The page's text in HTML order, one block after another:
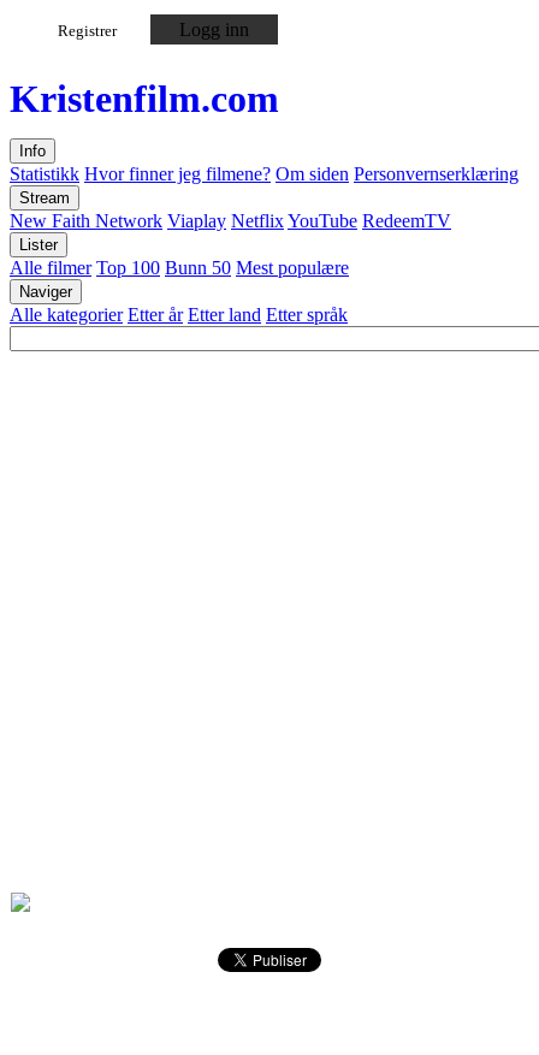
Registrer Logg inn
Kristenfilm.com
Info
Statistikk Hvor finner jeg filmene? Om siden Personvernserklæring
Stream
New Faith Network Viaplay NetflixYouTube RedeemTV
Lister
Alle filmer Top 100 Bunn 50 Mest populære
Naviger
Alle kategorier Etter år Etter land Etter språk